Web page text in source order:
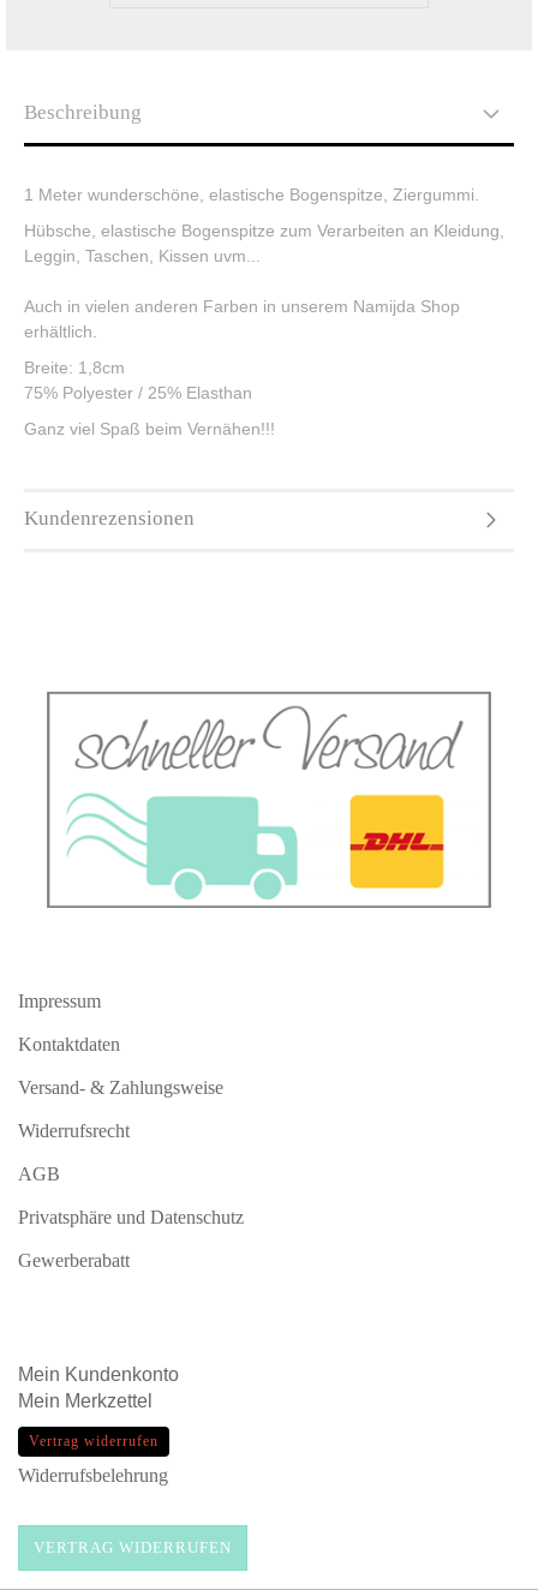
Beschreibung
1 Meter wunderschöne, elastische Bogenspitze, Ziergummi.
Hübsche, elastische Bogenspitze zum Verarbeiten an Kleidung,
Leggin, Taschen, Kissen uvm...
Auch in vielen anderen Farben in unserem Namijda Shop
erhältlich.
Breite: 1,8cm
75% Polyester / 25% Elasthan
Ganz viel Spaß beim Vernähen!!!
Kundenrezensionen
Impressum
Kontaktdaten
Versand- & Zahlungsweise
Widerrufsrecht
AGB
Privatsphäre und Datenschutz
Gewerberabatt
Mein Kundenkonto
Mein Merkzettel
Vertrag widerrufen
Widerrufsbelehrung
VERTRAG WIDERRUFEN